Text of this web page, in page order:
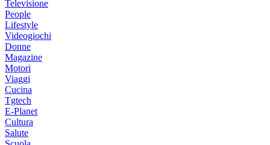
Televisione
People
Lifestyle
Videogiochi
Donne
Magazine
Motori
Viaggi
Cucina
Tgtech
E-Planet
Cultura
Salute